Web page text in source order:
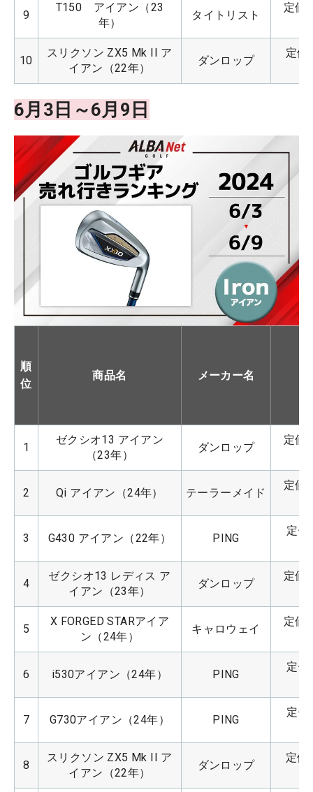
9
T150　アイアン（23
年）
タイトリスト
定価
10
スリクソン ZX5 Mk II ア
イアン（22年）
ダンロップ
定価
6月3日～6月9日
順
位
商品名 メーカー名
1
ゼクシオ13 アイアン
（23年）
ダンロップ
定価
2 Qi アイアン（24年） テーラーメイド
定価
3 G430 アイアン（22年） PING
定価
4
ゼクシオ13 レディス ア
イアン（23年）
ダンロップ
定価
5
X FORGED STARアイア
ン（24年）
キャロウェイ
定価
6 i530アイアン（24年） PING
定価
7 G730アイアン（24年） PING
定価
8
スリクソン ZX5 Mk II ア
イアン（22年）
ダンロップ
定価